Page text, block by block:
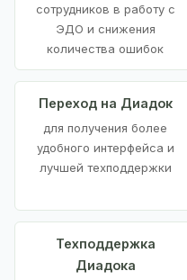
сотрудников в работу с
ЭДО и снижения
количества ошибок
Переход на Диадок
для получения более
удобного интерфейса и
лучшей техподдержки
Техподдержка
Диадока